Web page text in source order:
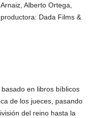
Alberto Ortega,
Dada Films &
en libros bíblicos
de los jueces, pasando
del reino hasta la